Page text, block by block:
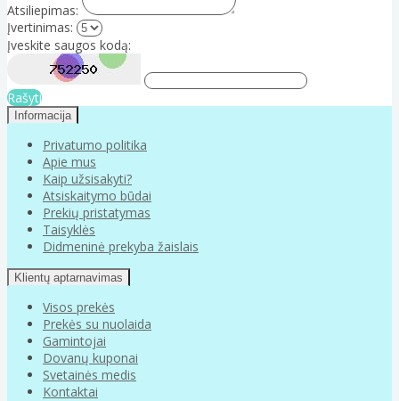
Atsiliepimas:
Įvertinimas:
Įveskite saugos kodą:
Rašyti
Informacija
Privatumo politika
Apie mus
Kaip užsisakyti?
Atsiskaitymo būdai
Prekių pristatymas
Taisyklės
Didmeninė prekyba žaislais
Klientų aptarnavimas
Visos prekės
Prekės su nuolaida
Gamintojai
Dovanų kuponai
Svetainės medis
Kontaktai